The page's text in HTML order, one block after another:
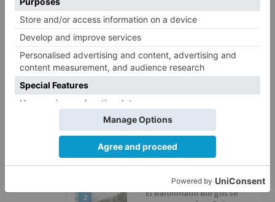
5
La Guardia Civil desmonta la
versión de un repartidor tras
LO ÚLTIMO
1 Más ventajas con el carné 60 CYL
2
El Balonmano Burgos se